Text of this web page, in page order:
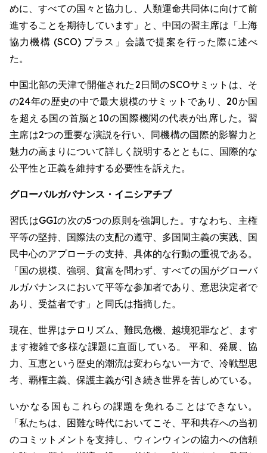
めに、すべての国々と協力し、人類運命共同体に向けて前
進することを期待しています」と、中国の習主席は「上海
協力機構 (SCO) プラス」会議で提案を行った際に述べ
た。
中国北部の天津で開催された2日間のSCOサミットは、そ
の24年の歴史の中で最大規模のサミットであり、20か国
を超える国の首脳と10の国際機関の代表が出席した。習
主席は2つの重要な演説を行い、同機構の国際的影響力と
魅力の高まりについて詳しく説明するとともに、国際的な
公平性と正義を維持する必要性を訴えた。
グローバルガバナンス・イニシアチブ
習氏はGGIの次の5つの原則を強調した。すなわち、主権
平等の堅持、国際法の支配の遵守、多国間主義の実践、国
民中心のアプローチの支持、具体的な行動の重視である。
「国の規模、強弱、貧富を問わず、すべての国がグローバ
ルガバナンスにおいて平等な参加者であり、意思決定者で
あり、受益者です」と同氏は指摘した。
現在、世界はテロリズム、難民危機、越境犯罪など、ます
ます複雑で多様な課題に直面している。 平和、発展、協
力、互恵という歴史的潮流は変わらない一方で、冷戦型思
考、覇権主義、保護主義が引き続き世界を苦しめている。
いかなる国もこれらの課題を免れることはできない。
「私たちは、困難な時代においてこそ、平和共存への当初
のコミットメントを支持し、ウィンウィンの協力への信頼